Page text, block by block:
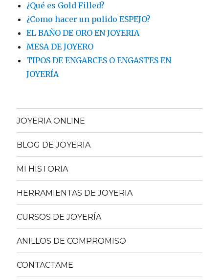
¿Qué es Gold Filled?
¿Como hacer un pulido ESPEJO?
EL BAÑO DE ORO EN JOYERIA
MESA DE JOYERO
TIPOS DE ENGARCES O ENGASTES EN
JOYERÍA
JOYERIA ONLINE
BLOG DE JOYERIA
MI HISTORIA
HERRAMIENTAS DE JOYERIA
CURSOS DE JOYERÍA
ANILLOS DE COMPROMISO
CONTACTAME